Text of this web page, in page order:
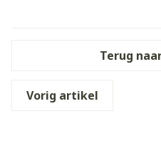
Terug
Vorig artikel